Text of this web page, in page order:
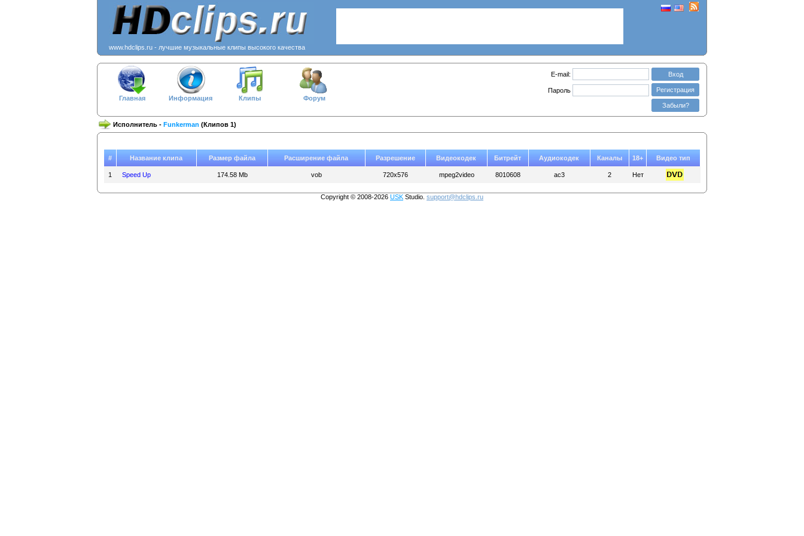
www.hdclips.ru - лучшие музыкальные клипы высокого качества
Главная Информация Клипы Форум
E-mail: Вход
Пароль Регистрация
Забыли?
Исполнитель - Funkerman (Клипов 1)
# Название клипа Размер файла Расширение файла Разрешение Видеокодек Битрейт Аудиокодек Каналы 18+ Видео тип
1 Speed Up 174.58 Mb vob 720x576 mpeg2video 8010608 ac3 2 Нет
Copyright © 2008-2026 USK Studio. support@hdclips.ru